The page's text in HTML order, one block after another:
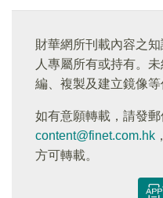
財華網所刊載內容之
人專屬所有或持有。
編、複製及建立鏡像等
如有意願轉載，請發郵
content@finet.com.hk
方可轉載。